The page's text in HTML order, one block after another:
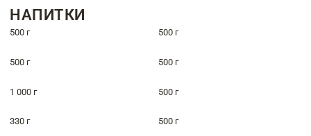
НАПИТКИ
500 г 500 г
500 г 500 г
1 000 г 500 г
330 г 500 г